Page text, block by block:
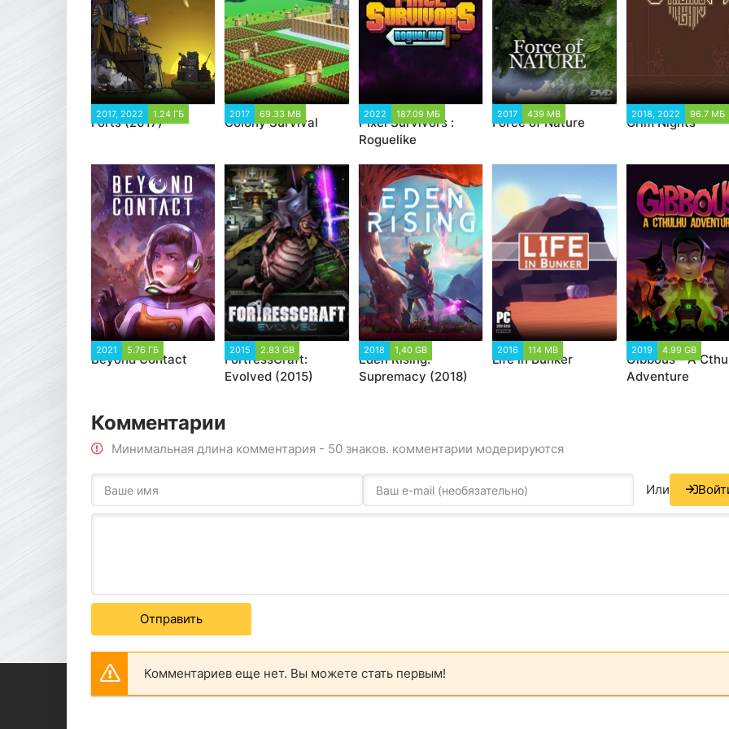
2017, 2022 1.24 ГБ
Forts (2017)
2017 69.33 MB
Colony Survival
2022 187.09 МБ
Pixel Survivors :
Roguelike
2017 439 MB
Force of Nature
2018, 2022 96.7 МБ
Grim Nights
2021 5.76 ГБ
Beyond Contact
2015 2.83 GB
FortressCraft:
Evolved (2015)
2018 1,40 GB
Eden Rising:
Supremacy (2018)
2016 114 MB
Life in Bunker
2019 4.99 GB
Gibbous - A
Adventure
Комментарии
Минимальная длина комментария - 50 знаков. комментарии модерируются
Или
Отправить
Комментариев еще нет. Вы можете стать первым!